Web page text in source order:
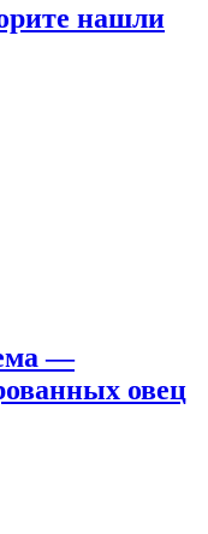
нашли
—
овец